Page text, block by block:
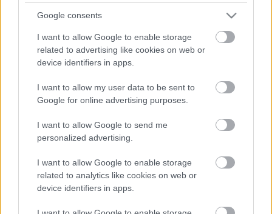
Google consents
I want to allow Google to enable storage
related to advertising like cookies on web or
device identifiers in apps.
I want to allow my user data to be sent to
Google for online advertising purposes.
I want to allow Google to send me
personalized advertising.
I want to allow Google to enable storage
related to analytics like cookies on web or
device identifiers in apps.
A testes francia …
Hamisítják a világhírű francia bort
Wine T. Ester•2007. szeptember 06.
Hamisítják a világhírű francia bort francia borok
nem abban a régióban készült, ahol a felirat szerint
kellett volna, és nem éri el azt a minőséget sem,
fogyasztóvédelmi…
Csúcson a francia pezsgőexport -